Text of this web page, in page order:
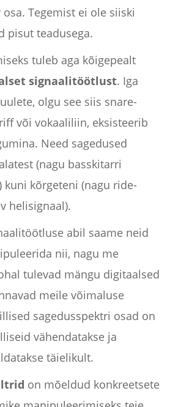
Tegemist ei ole siiski
pisut teadusega.
tuleb aga kõigepealt
signaalitöötlust. Iga
olgu see siis snare-
või vokaaliliin, eksisteerib
Need sagedused
(nagu basskitarri
kuni kõrgeteni (nagu ride-
helisignaal).
abil saame neid
nii, nagu me
tulevad mängu digitaalsed
meile võimaluse
sagedusspektri osad on
vähendatakse ja
täielikult.
on mõeldud konkreetsete